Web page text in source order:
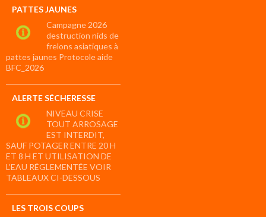
PATTES JAUNES
Campagne 2026
destruction nids de
frelons asiatiques à
pattes jaunes Protocole aide
BFC_2026
ALERTE SÉCHERESSE
NIVEAU CRISE
TOUT ARROSAGE
EST INTERDIT,
SAUF POTAGER ENTRE 20 H
ET 8 H ET UTILISATION DE
L’EAU RÉGLEMENTÉE VOIR
TABLEAUX CI-DESSOUS
LES TROIS COUPS